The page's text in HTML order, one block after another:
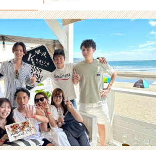
新
2
年
目
社
員
の
休
日
の
過
ご